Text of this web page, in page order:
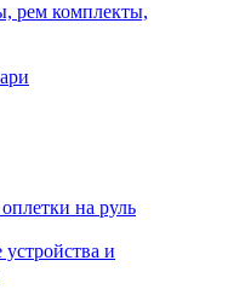
рем комплекты,
на руль
и